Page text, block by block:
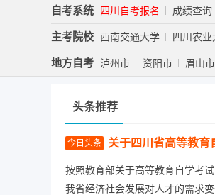
自考系统 四川自考报名 成绩查询
主考院校 西南交通大学 四川农业
地方自考 泸州市 资阳市 眉山市
头条推荐
今日头条
关于四川省高等教育
项的通告
按照教育部关于高等教育自学考
我省经济社会发展对人才的需求